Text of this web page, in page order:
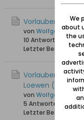
Vorlaubenhaus
von Wolfgang
10 Antworten
Letzter Beitrag
Vorlaubenhaus
Loewen (Hof
von Wolfgang
5 Antworten
21.581
Letzter Beitrag
We
about
the